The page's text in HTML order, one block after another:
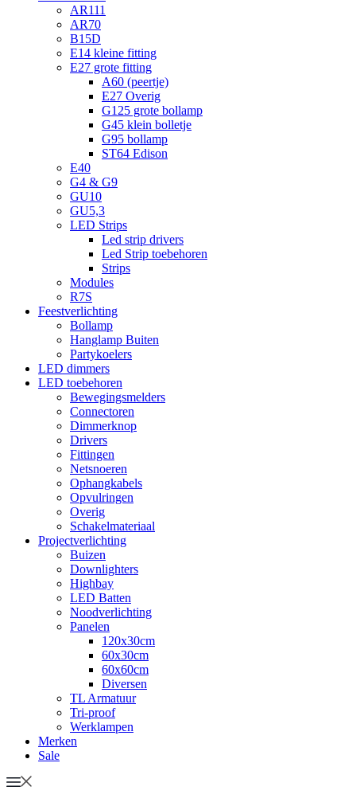
AR111
AR70
B15D
E14 kleine fitting
E27 grote fitting
A60 (peertje)
E27 Overig
G125 grote bollamp
G45 klein bolletje
G95 bollamp
ST64 Edison
E40
G4 & G9
GU10
GU5,3
LED Strips
Led strip drivers
Led Strip toebehoren
Strips
Modules
R7S
Feestverlichting
Bollamp
Hanglamp Buiten
Partykoelers
LED dimmers
LED toebehoren
Bewegingsmelders
Connectoren
Dimmerknop
Drivers
Fittingen
Netsnoeren
Ophangkabels
Opvulringen
Overig
Schakelmateriaal
Projectverlichting
Buizen
Downlighters
Highbay
LED Batten
Noodverlichting
Panelen
120x30cm
60x30cm
60x60cm
Diversen
TL Armatuur
Tri-proof
Werklampen
Merken
Sale